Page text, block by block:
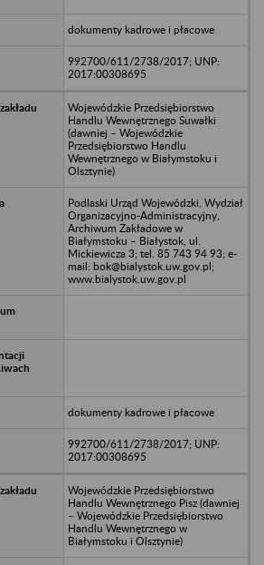
dokumenty kadrowe i płacowe
992700/611/2738/2017; UNP:
2017:00308695
Wojewódzkie Przedsiębiorstwo
Handlu Wewnętrznego Suwałki
(dawniej – Wojewódzkie
Przedsiębiorstwo Handlu
Wewnętrznego w Białymstoku i
Olsztynie)
Podlaski Urząd Wojewódzki, Wydział
Organizacyjno-Administracyjny,
Archiwum Zakładowe w
Białymstoku – Białystok, ul.
Mickiewicza 3; tel. 85 743 94 93; e-
mail: bok@bialystok.uw.gov.pl;
www.bialystok.uw.gov.pl
dokumenty kadrowe i płacowe
992700/611/2738/2017; UNP:
2017:00308695
Wojewódzkie Przedsiębiorstwo
Handlu Wewnętrznego Pisz (dawniej
– Wojewódzkie Przedsiębiorstwo
Handlu Wewnętrznego w
Białymstoku i Olsztynie)